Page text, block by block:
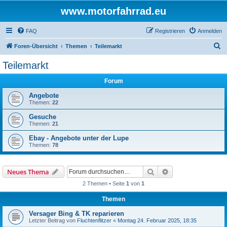
www.motorfahrrad.eu
FAQ Anmelden
Registrieren
Foren-Übersicht Themen Teilemarkt
Teilemarkt
Forum
Angebote
Themen: 22
Gesuche
Themen: 21
Ebay - Angebote unter der Lupe
Themen: 78
Neues Thema Suche
2 Themen • Seite 1 von 1
Themen
Versager Bing & TK reparieren
Letzter Beitrag von Fluchtenflitzer « Montag 24. Februar 2025, 18:35